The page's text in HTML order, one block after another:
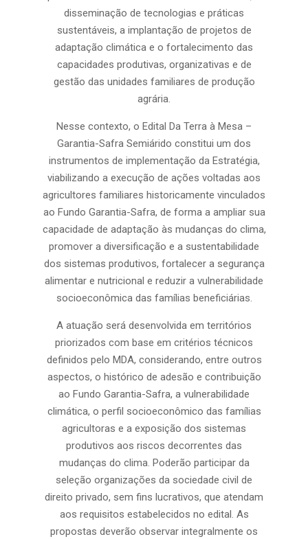
disseminação de tecnologias e práticas
sustentáveis, a implantação de projetos de
adaptação climática e o fortalecimento das
capacidades produtivas, organizativas e de
gestão das unidades familiares de produção
agrária.
Nesse contexto, o Edital Da Terra à Mesa –
Garantia-Safra Semiárido constitui um dos
instrumentos de implementação da Estratégia,
viabilizando a execução de ações voltadas aos
agricultores familiares historicamente vinculados
ao Fundo Garantia-Safra, de forma a ampliar sua
capacidade de adaptação às mudanças do clima,
promover a diversificação e a sustentabilidade
dos sistemas produtivos, fortalecer a segurança
alimentar e nutricional e reduzir a vulnerabilidade
socioeconômica das famílias beneficiárias.
A atuação será desenvolvida em territórios
priorizados com base em critérios técnicos
definidos pelo MDA, considerando, entre outros
aspectos, o histórico de adesão e contribuição
ao Fundo Garantia-Safra, a vulnerabilidade
climática, o perfil socioeconômico das famílias
agricultoras e a exposição dos sistemas
produtivos aos riscos decorrentes das
mudanças do clima. Poderão participar da
seleção organizações da sociedade civil de
direito privado, sem fins lucrativos, que atendam
aos requisitos estabelecidos no edital. As
propostas deverão observar integralmente os